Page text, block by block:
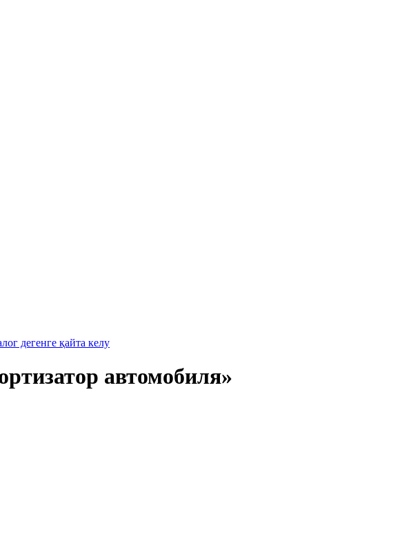
дегенге қайта келу
автомобиля»